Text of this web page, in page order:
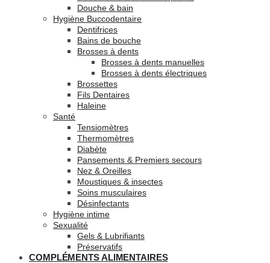
Douche & bain
Hygiène Buccodentaire
Dentifrices
Bains de bouche
Brosses à dents
Brosses à dents manuelles
Brosses à dents électriques
Brossettes
Fils Dentaires
Haleine
Santé
Tensiomètres
Thermomètres
Diabète
Pansements & Premiers secours
Nez & Oreilles
Moustiques & insectes
Soins musculaires
Désinfectants
Hygiène intime
Sexualité
Gels & Lubrifiants
Préservatifs
COMPLÉMENTS ALIMENTAIRES